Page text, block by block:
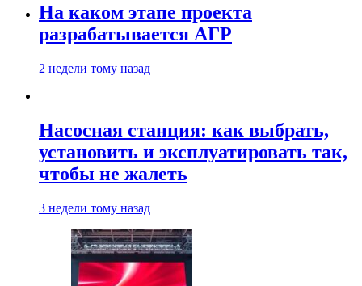
На каком этапе проекта
разрабатывается АГР
2 недели тому назад
Насосная станция: как выбрать,
установить и эксплуатировать так,
чтобы не жалеть
3 недели тому назад